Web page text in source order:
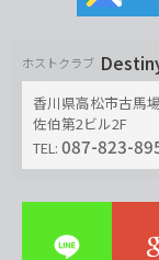
ホストクラブ
香川県高松市古馬
佐伯第2ビル2F
TEL: 087-823-